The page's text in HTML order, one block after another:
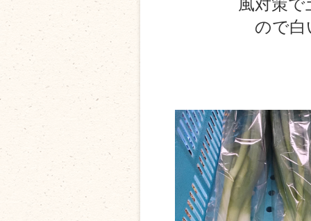
風対策
ので白